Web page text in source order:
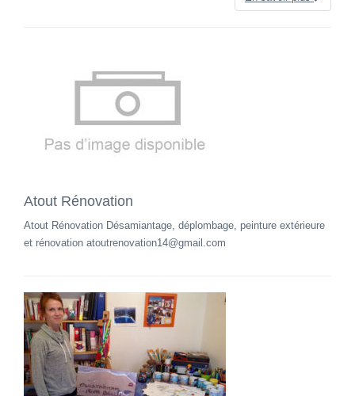
Atout Rénovation
Atout Rénovation Désamiantage, déplombage, peinture extérieure
et rénovation atoutrenovation14@gmail.com